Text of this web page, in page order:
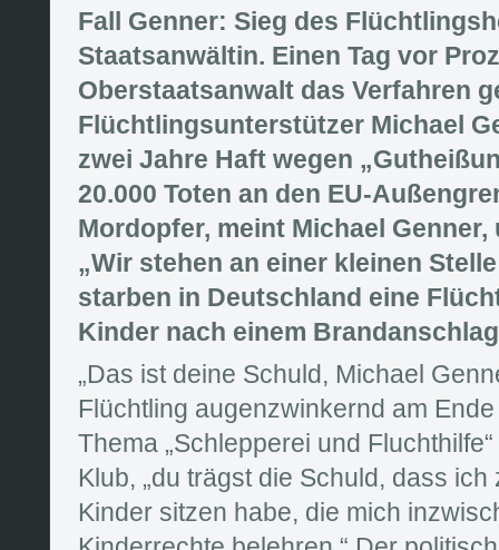
Fall Genner: Sieg des
Staatsanwältin. Einen Tag vor
Oberstaatsanwalt das Verfahren
Flüchtlingsunterstützer Michael
zwei Jahre Haft wegen
20.000 Toten an den EU-
Mordopfer, meint Michael
„Wir stehen an einer kleinen
starben in Deutschland eine
Kinder nach einem
„Das ist deine Schuld, Michael
Flüchtling augenzwinkernd am
Thema „Schlepperei und
Klub, „du trägst die Schuld, dass
Kinder sitzen habe, die mich